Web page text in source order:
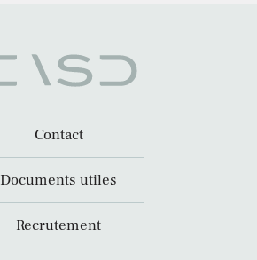
Contact
Documents utiles
Recrutement